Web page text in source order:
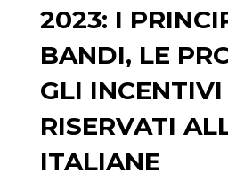
2023: I
BANDI, LE
GLI
RISERVATI
ITALIANE